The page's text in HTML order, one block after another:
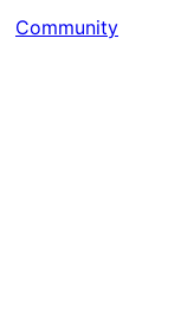
Community